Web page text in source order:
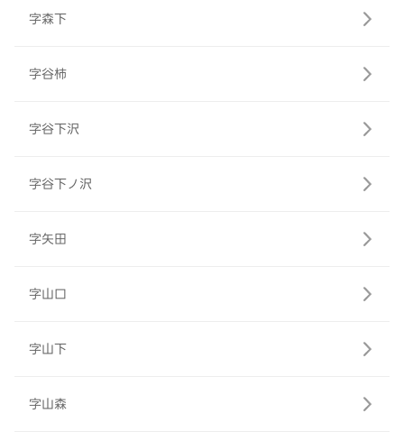
字森下
字谷柿
字谷下沢
字谷下ノ沢
字矢田
字山口
字山下
字山森